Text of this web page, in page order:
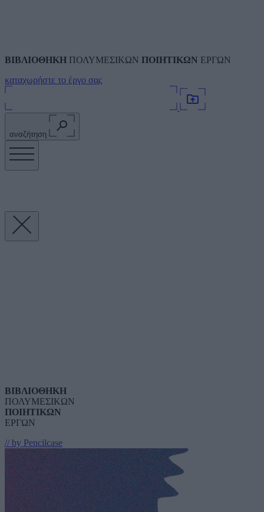
ΒΙΒΛΙΟΘΗΚΗ ΠΟΛΥΜΕΣΙΚΩΝ ΠΟΙΗΤΙΚΩΝ ΕΡΓΩΝ
καταχωρήστε το έργο σας
αναζήτηση
ΒΙΒΛΙΟΘΗΚΗ
ΠΟΛΥΜΕΣΙΚΩΝ
ΠΟΙΗΤΙΚΩΝ
ΕΡΓΩΝ
// by Pencilcase